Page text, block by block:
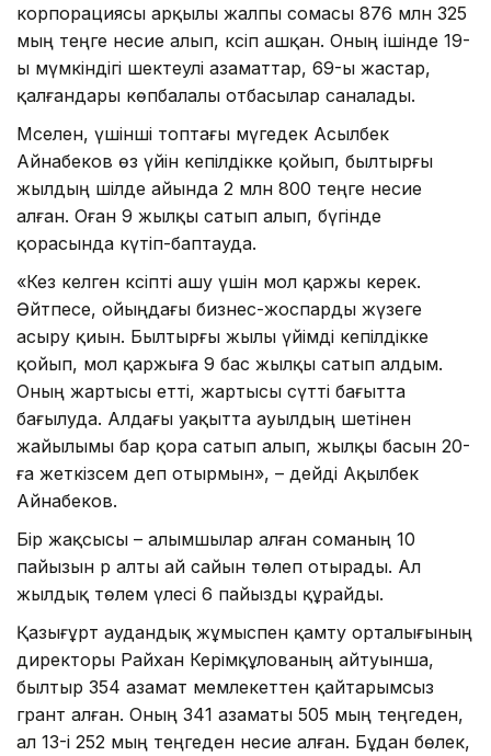
корпорациясы арқылы жалпы сомасы 876 млн 325
мың теңге несие алып, кәсіп ашқан. Оның ішінде 19-
ы мүмкіндігі шектеулі азаматтар, 69-ы жастар,
қалғандары көпбалалы отбасылар саналады.
Мәселен, үшінші топтағы мүгедек Асылбек
Айнабеков өз үйін кепілдікке қойып, былтырғы
жылдың шілде айында 2 млн 800 теңге несие
алған. Оған 9 жылқы сатып алып, бүгінде
қорасында күтіп-баптауда.
«Кез келген кәсіпті ашу үшін мол қаржы керек.
Әйтпесе, ойыңдағы бизнес-жоспарды жүзеге
асыру қиын. Былтырғы жылы үйімді кепілдікке
қойып, мол қаржыға 9 бас жылқы сатып алдым.
Оның жартысы етті, жартысы сүтті бағытта
бағылуда. Алдағы уақытта ауылдың шетінен
жайылымы бар қора сатып алып, жылқы басын 20-
ға жеткізсем деп отырмын», – дейді Ақылбек
Айнабеков.
Бір жақсысы – алымшылар алған соманың 10
пайызын әр алты ай сайын төлеп отырады. Ал
жылдық төлем үлесі 6 пайызды құрайды.
Қазығұрт аудандық жұмыспен қамту орталығының
директоры Райхан Керімқұлованың айтуынша,
былтыр 354 азамат мемлекеттен қайтарымсыз
грант алған. Оның 341 азаматы 505 мың теңгеден,
ал 13-і 252 мың теңгеден несие алған. Бұдан бөлек,